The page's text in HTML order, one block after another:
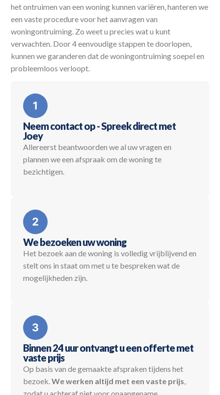
het ontruimen van een woning kunnen variëren, hanteren we
een vaste procedure voor het aanvragen van
woningontruiming. Zo weet u precies wat u kunt
verwachten. Door 4 eenvoudige stappen te doorlopen,
kunnen we garanderen dat de woningontruiming soepel en
probleemloos verloopt.
Neem contact op - Spreek direct met
Joey
Allereerst beantwoorden we al uw vragen en
plannen we een afspraak om de woning te
bezichtigen.
We bezoeken uw woning
Het bezoek aan de woning is volledig vrijblijvend en
stelt ons in staat om met u te bespreken wat de
mogelijkheden zijn.
Binnen 24 uur ontvangt u een offerte met
vaste prijs
Op basis van de gemaakte afspraken tijdens het
bezoek.We werken altijd met een vaste prijs,